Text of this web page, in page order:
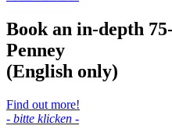
Book an in-depth
Penney
(English only)
Find out more!
- bitte klicken -